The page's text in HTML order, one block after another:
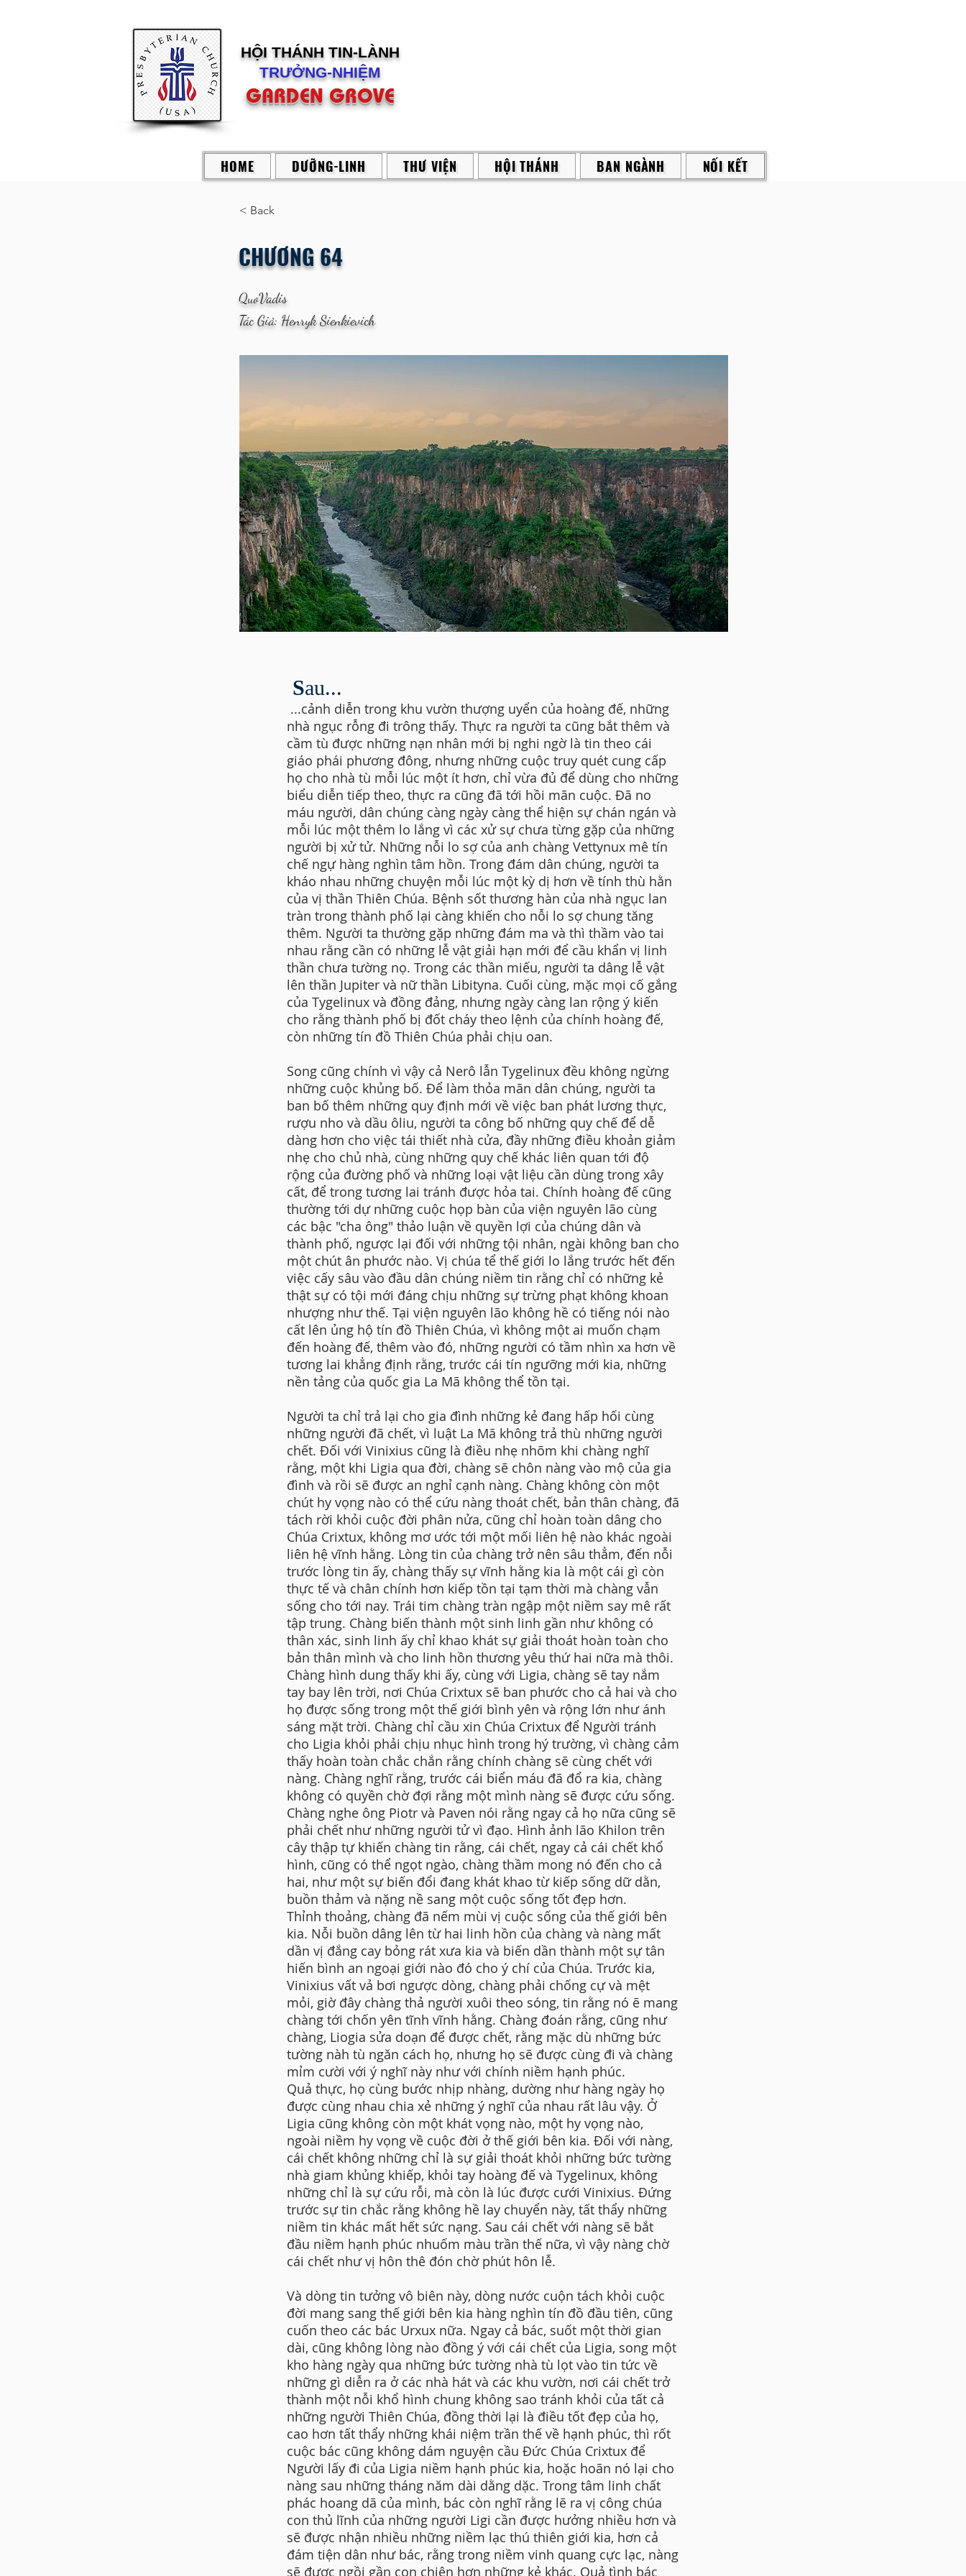
HỘI THÁNH TIN-LÀNH
TRƯỞNG-NHIỆM
GARDEN GROVE
HOME DƯỠNG-LINH THƯ VIỆN HỘI THÁNH BAN NGÀNH NỐI KẾT
< Back
CHƯƠNG 64
QuoVadis
Tác Giả: Henryk Sienkievich
Sau...
...cảnh diễn trong khu vườn thượng uyển của hoàng đế, những
nhà ngục rỗng đi trông thấy. Thực ra người ta cũng bắt thêm và
cầm tù được những nạn nhân mới bị nghi ngờ là tin theo cái
giáo phái phương đông, nhưng những cuộc truy quét cung cấp
họ cho nhà tù mỗi lúc một ít hơn, chỉ vừa đủ để dùng cho những
biểu diễn tiếp theo, thực ra cũng đã tới hồi mãn cuộc. Đã no
máu người, dân chúng càng ngày càng thể hiện sự chán ngán và
mỗi lúc một thêm lo lắng vì các xử sự chưa từng gặp của những
người bị xử tử. Những nỗi lo sợ của anh chàng Vettynux mê tín
chế ngự hàng nghìn tâm hồn. Trong đám dân chúng, người ta
kháo nhau những chuyện mỗi lúc một kỳ dị hơn về tính thù hằn
của vị thần Thiên Chúa. Bệnh sốt thương hàn của nhà ngục lan
tràn trong thành phố lại càng khiến cho nỗi lo sợ chung tăng
thêm. Người ta thường gặp những đám ma và thì thầm vào tai
nhau rằng cần có những lễ vật giải hạn mới để cầu khẩn vị linh
thần chưa tường nọ. Trong các thần miếu, người ta dâng lễ vật
lên thần Jupiter và nữ thần Libityna. Cuối cùng, mặc mọi cố gắng
của Tygelinux và đồng đảng, nhưng ngày càng lan rộng ý kiến
cho rằng thành phố bị đốt cháy theo lệnh của chính hoàng đế,
còn những tín đồ Thiên Chúa phải chịu oan.
Song cũng chính vì vậy cả Nerô lẫn Tygelinux đều không ngừng
những cuộc khủng bố. Để làm thỏa mãn dân chúng, người ta
ban bố thêm những quy định mới về việc ban phát lương thực,
rượu nho và dầu ôliu, người ta công bố những quy chế để dễ
dàng hơn cho việc tái thiết nhà cửa, đầy những điều khoản giảm
nhẹ cho chủ nhà, cùng những quy chế khác liên quan tới độ
rộng của đường phố và những loại vật liệu cần dùng trong xây
cất, để trong tương lai tránh được hỏa tai. Chính hoàng đế cũng
thường tới dự những cuộc họp bàn của viện nguyên lão cùng
các bậc "cha ông" thảo luận về quyền lợi của chúng dân và
thành phố, ngược lại đối với những tội nhân, ngài không ban cho
một chút ân phước nào. Vị chúa tể thế giới lo lắng trước hết đến
việc cấy sâu vào đầu dân chúng niềm tin rằng chỉ có những kẻ
thật sự có tội mới đáng chịu những sự trừng phạt không khoan
nhượng như thế. Tại viện nguyên lão không hề có tiếng nói nào
cất lên ủng hộ tín đồ Thiên Chúa, vì không một ai muốn chạm
đến hoàng đế, thêm vào đó, những người có tầm nhìn xa hơn về
tương lai khẳng định rằng, trước cái tín ngưỡng mới kia, những
nền tảng của quốc gia La Mã không thể tồn tại.
Người ta chỉ trả lại cho gia đình những kẻ đang hấp hối cùng
những người đã chết, vì luật La Mã không trả thù những người
chết. Đối với Vinixius cũng là điều nhẹ nhõm khi chàng nghĩ
rằng, một khi Ligia qua đời, chàng sẽ chôn nàng vào mộ của gia
đình và rồi sẽ được an nghỉ cạnh nàng. Chàng không còn một
chút hy vọng nào có thể cứu nàng thoát chết, bản thân chàng, đã
tách rời khỏi cuộc đời phân nửa, cũng chỉ hoàn toàn dâng cho
Chúa Crixtux, không mơ ước tới một mối liên hệ nào khác ngoài
liên hệ vĩnh hằng. Lòng tin của chàng trở nên sâu thẳm, đến nỗi
trước lòng tin ấy, chàng thấy sự vĩnh hằng kia là một cái gì còn
thực tế và chân chính hơn kiếp tồn tại tạm thời mà chàng vẫn
sống cho tới nay. Trái tim chàng tràn ngập một niềm say mê rất
tập trung. Chàng biến thành một sinh linh gần như không có
thân xác, sinh linh ấy chỉ khao khát sự giải thoát hoàn toàn cho
bản thân mình và cho linh hồn thương yêu thứ hai nữa mà thôi.
Chàng hình dung thấy khi ấy, cùng với Ligia, chàng sẽ tay nắm
tay bay lên trời, nơi Chúa Crixtux sẽ ban phước cho cả hai và cho
họ được sống trong một thế giới bình yên và rộng lớn như ánh
sáng mặt trời. Chàng chỉ cầu xin Chúa Crixtux để Người tránh
cho Ligia khỏi phải chịu nhục hình trong hý trường, vì chàng cảm
thấy hoàn toàn chắc chắn rằng chính chàng sẽ cùng chết với
nàng. Chàng nghĩ rằng, trước cái biển máu đã đổ ra kia, chàng
không có quyền chờ đợi rằng một mình nàng sẽ được cứu sống.
Chàng nghe ông Piotr và Paven nói rằng ngay cả họ nữa cũng sẽ
phải chết như những người tử vì đạo. Hình ảnh lão Khilon trên
cây thập tự khiến chàng tin rằng, cái chết, ngay cả cái chết khổ
hình, cũng có thể ngọt ngào, chàng thầm mong nó đến cho cả
hai, như một sự biến đổi đang khát khao từ kiếp sống dữ dằn,
buồn thảm và nặng nề sang một cuộc sống tốt đẹp hơn.
Thỉnh thoảng, chàng đã nếm mùi vị cuộc sống của thế giới bên
kia. Nỗi buồn dâng lên từ hai linh hồn của chàng và nàng mất
dần vị đắng cay bỏng rát xưa kia và biến dần thành một sự tân
hiến bình an ngoại giới nào đó cho ý chí của Chúa. Trước kia,
Vinixius vất vả bơi ngược dòng, chàng phải chống cự và mệt
mỏi, giờ đây chàng thả người xuôi theo sóng, tin rằng nó ẽ mang
chàng tới chốn yên tĩnh vĩnh hằng. Chàng đoán rằng, cũng như
chàng, Liogia sửa doạn để được chết, rằng mặc dù những bức
tường nàh tù ngăn cách họ, nhưng họ sẽ được cùng đi và chàng
mỉm cười với ý nghĩ này như với chính niềm hạnh phúc.
Quả thực, họ cùng bước nhịp nhàng, dường như hàng ngày họ
được cùng nhau chia xẻ những ý nghĩ của nhau rất lâu vậy. Ở
Ligia cũng không còn một khát vọng nào, một hy vọng nào,
ngoài niềm hy vọng về cuộc đời ở thế giới bên kia. Đối với nàng,
cái chết không những chỉ là sự giải thoát khỏi những bức tường
nhà giam khủng khiếp, khỏi tay hoàng đế và Tygelinux, không
những chỉ là sự cứu rỗi, mà còn là lúc được cưới Vinixius. Đứng
trước sự tin chắc rằng không hề lay chuyển này, tất thẩy những
niềm tin khác mất hết sức nạng. Sau cái chết với nàng sẽ bắt
đầu niềm hạnh phúc nhuốm màu trần thế nữa, vì vậy nàng chờ
cái chết như vị hôn thê đón chờ phút hôn lễ.
Và dòng tin tưởng vô biên này, dòng nước cuộn tách khỏi cuộc
đời mang sang thế giới bên kia hàng nghìn tín đồ đầu tiên, cũng
cuốn theo các bác Urxux nữa. Ngay cả bác, suốt một thời gian
dài, cũng không lòng nào đồng ý với cái chết của Ligia, song một
kho hàng ngày qua những bức tường nhà tù lọt vào tin tức về
những gì diễn ra ở các nhà hát và các khu vườn, nơi cái chết trở
thành một nỗi khổ hình chung không sao tránh khỏi của tất cả
những người Thiên Chúa, đồng thời lại là điều tốt đẹp của họ,
cao hơn tất thẩy những khái niệm trần thế về hạnh phúc, thì rốt
cuộc bác cũng không dám nguyện cầu Đức Chúa Crixtux để
Người lấy đi của Ligia niềm hạnh phúc kia, hoặc hoãn nó lại cho
nàng sau những tháng năm dài dằng dặc. Trong tâm linh chất
phác hoang dã của mình, bác còn nghĩ rằng lẽ ra vị công chúa
con thủ lĩnh của những người Ligi cần được hưởng nhiều hơn và
sẽ được nhận nhiều những niềm lạc thú thiên giới kia, hơn cả
đám tiện dân như bác, rằng trong niềm vinh quang cực lạc, nàng
sẽ được ngồi gần con chiên hơn những kẻ khác. Quả tình bác